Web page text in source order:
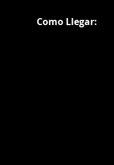
instrucciones del manual de
Si el equipo se encuentra
garantía, Color Make ™ se
reponer las piezas y
Como Llegar: